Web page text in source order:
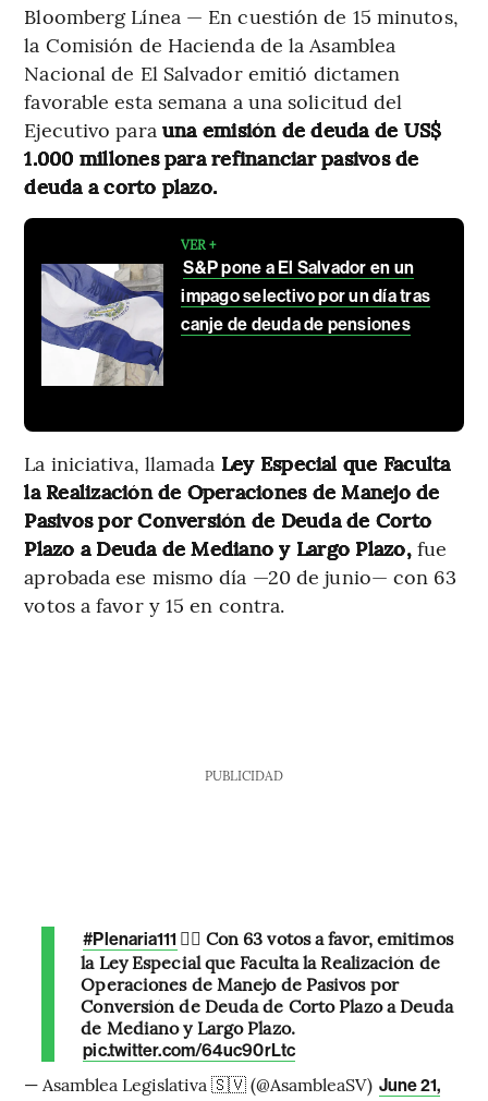
Bloomberg Línea — En cuestión de 15 minutos,
la Comisión de Hacienda de la Asamblea
Nacional de El Salvador emitió dictamen
favorable esta semana a una solicitud del
Ejecutivo para una emisión de deuda de US$
1.000 millones para refinanciar pasivos de
deuda a corto plazo.
VER +
S&P pone a El Salvador en un
impago selectivo por un día tras
canje de deuda de pensiones
La iniciativa, llamada Ley Especial que Faculta
la Realización de Operaciones de Manejo de
Pasivos por Conversión de Deuda de Corto
Plazo a Deuda de Mediano y Largo Plazo, fue
aprobada ese mismo día —20 de junio— con 63
votos a favor y 15 en contra.
PUBLICIDAD
#Plenaria111 ✍🏻 Con 63 votos a favor, emitimos
la Ley Especial que Faculta la Realización de
Operaciones de Manejo de Pasivos por
Conversión de Deuda de Corto Plazo a Deuda
de Mediano y Largo Plazo.
pic.twitter.com/64uc90rLtc
— Asamblea Legislativa 🇸🇻 (@AsambleaSV) June 21,